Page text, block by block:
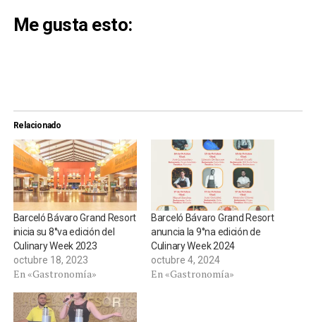
Me gusta esto:
Relacionado
Barceló Bávaro Grand Resort
inicia su 8°va edición del
Culinary Week 2023
octubre 18, 2023
En «Gastronomía»
Barceló Bávaro Grand Resort
anuncia la 9°na edición de
Culinary Week 2024
octubre 4, 2024
En «Gastronomía»